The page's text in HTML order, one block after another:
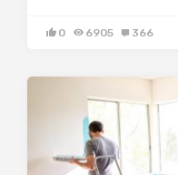
0 6905 366